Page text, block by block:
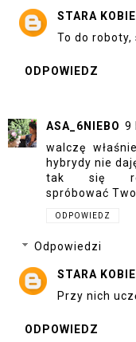
STARA
To do roboty,
ODPOWIEDZ
ASA_6NIEBO 9
walczę
hybrydy nie
tak się
spróbować
ODPOWIEDZ
Odpowiedzi
STARA
Przy nich
ODPOWIEDZ